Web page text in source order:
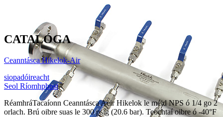
CATALÓGA
Ceanntásca Hikelok-Air
siopadóireacht
Seol Ríomhphost
RéamhráTacaíonn Ceanntásca Aeir Hikelok le méid NPS ó 1/4 go 2
orlach. Brú oibre suas le 300 psig (20.6 bar). Teochtaí oibre ó -40°F